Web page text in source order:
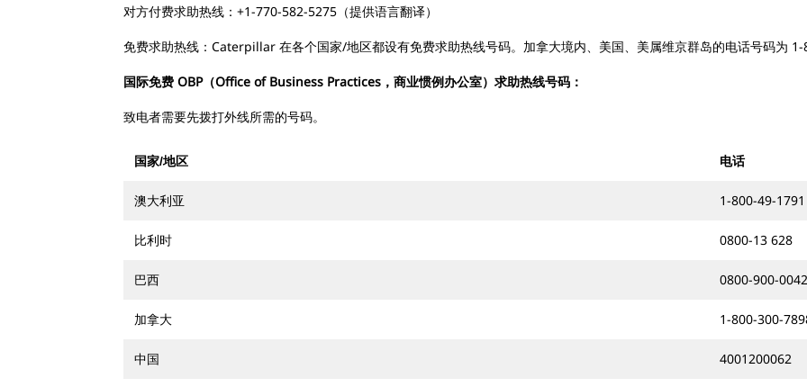
对方付费求助热线：+1-770-582-5275（提供语言翻译）
免费求助热线：Caterpillar 在各个国家/地区都设有免费求助热线号码。加拿大境内、美国、美属维京群岛的电话号码为
国际免费 OBP（Office of Business Practices，商业惯例办公室）求助热线号码：
致电者需要先拨打外线所需的号码。
国家/地区 电话
澳大利亚 1-800-49-1791
比利时 0800-13 628
巴西 0800-900-0042
加拿大 1-800-300-
中国 4001200062